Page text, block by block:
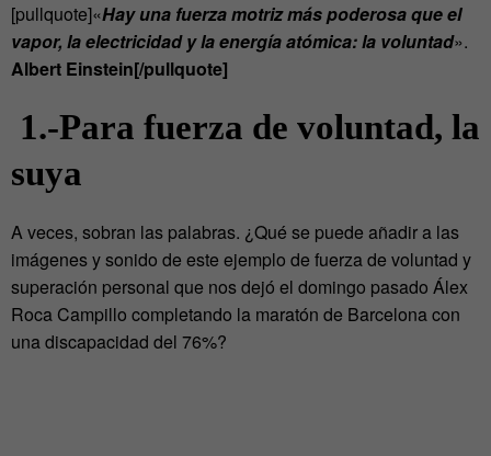
[pullquote]«Hay una fuerza motriz más poderosa que el
vapor, la electricidad y la energía atómica: la voluntad».
Albert Einstein[/pullquote]
1.-Para fuerza de voluntad, la
suya
A veces, sobran las palabras. ¿Qué se puede añadir a las
imágenes y sonido de este ejemplo de fuerza de voluntad y
superación personal que nos dejó el domingo pasado Álex
Roca Campillo completando la maratón de Barcelona con
una discapacidad del 76%?